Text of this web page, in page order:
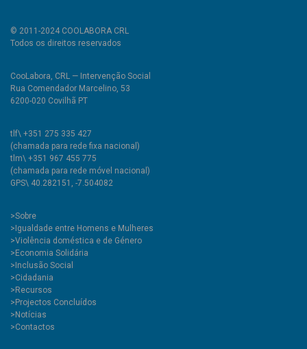
© 2011-2024 COOLABORA CRL
Todos os direitos reservados
CooLabora, CRL — Intervenção Social
Rua Comendador Marcelino, 53
6200-020 Covilhã PT
tlf\ +351 275 335 427
(chamada para rede fixa nacional)
tlm\ +351 967 455 775
(chamada para rede móvel nacional)
GPS\ 40.282151, -7.504082
>Sobre
>Igualdade entre Homens e Mulheres
>Violência doméstica e de Género
>Economia Solidária
>Inclusão Social
>Cidadania
>Recursos
>Projectos Concluídos
>Notícias
>Contactos